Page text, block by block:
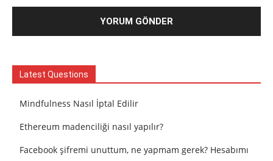
Latest Questions
Mindfulness Nasıl İptal Edilir
Ethereum madenciliği nasıl yapılır?
Facebook şifremi unuttum, ne yapmam gerek? Hesabımı